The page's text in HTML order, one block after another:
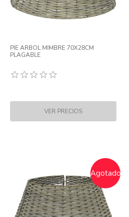
PIE ARBOL MIMBRE 70X28CM
PLAGABLE
Agotado